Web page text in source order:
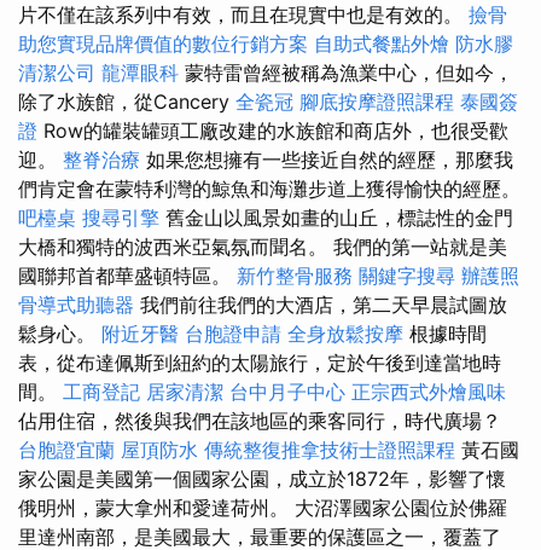
片不僅在該系列中有效，而且在現實中也是有效的。 撿骨
助您實現品牌價值的數位行銷方案 自助式餐點外燴 防水膠
清潔公司 龍潭眼科 蒙特雷曾經被稱為漁業中心，但如今，
除了水族館，從Cancery 全瓷冠 腳底按摩證照課程 泰國簽
證 Row的罐裝罐頭工廠改建的水族館和商店外，也很受歡
迎。 整脊治療 如果您想擁有一些接近自然的經歷，那麼我
們肯定會在蒙特利灣的鯨魚和海灘步道上獲得愉快的經歷。
吧檯桌 搜尋引擎 舊金山以風景如畫的山丘，標誌性的金門
大橋和獨特的波西米亞氣氛而聞名。 我們的第一站就是美
國聯邦首都華盛頓特區。 新竹整骨服務 關鍵字搜尋 辦護照
骨導式助聽器 我們前往我們的大酒店，第二天早晨試圖放
鬆身心。 附近牙醫 台胞證申請 全身放鬆按摩 根據時間
表，從布達佩斯到紐約的太陽旅行，定於午後到達當地時
間。 工商登記 居家清潔 台中月子中心 正宗西式外燴風味
佔用住宿，然後與我們在該地區的乘客同行，時代廣場？
台胞證宜蘭 屋頂防水 傳統整復推拿技術士證照課程 黃石國
家公園是美國第一個國家公園，成立於1872年，影響了懷
俄明州，蒙大拿州和愛達荷州。 大沼澤國家公園位於佛羅
里達州南部，是美國最大，最重要的保護區之一，覆蓋了